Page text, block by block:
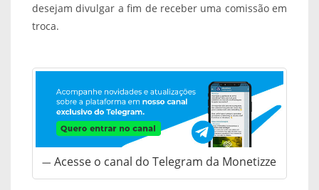
desejam divulgar a fim de receber uma comissão em
troca.
Acesse o canal do Telegram da Monetizze